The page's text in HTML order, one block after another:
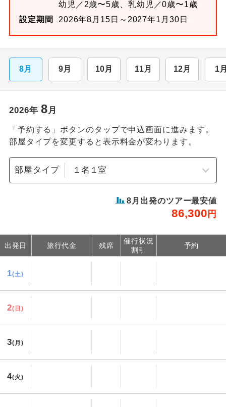
幼児／2歳〜5歳、乳幼児／0歳〜1歳
設定期間
2026年8月15日～2027年1月30日
8月 9月 10月 11月 12月 1
2026年 8月
「予約する」ボタンのタップで申込画面に進みます。
部屋タイプを変更すると表示料金が変わります。
部屋タイプ
8 月出発のツアー最安値
86,300 円
出発日 旅行代金 残席
催行状況
割引
予約
1(土)
2(日)
3(月)
4(火)